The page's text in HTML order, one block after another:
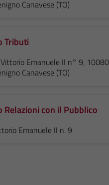
Canavese (TO)
Tributi
Emanuele II n° 9, 10080
Canavese (TO)
Relazioni con il Pubblico
Emanuele II n. 9